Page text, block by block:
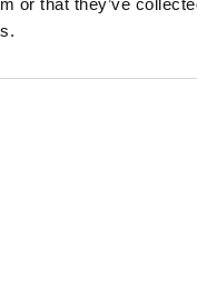
or that they’ve